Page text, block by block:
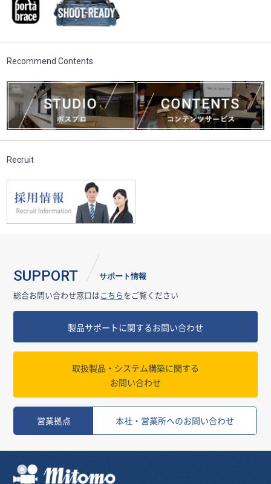
Recommend Contents
Recruit
SUPPORT サポート情報
総合お問い合わせ窓口はこちらをご覧ください
製品サポートに関するお問い合わせ
取扱製品・システム構築に関する
お問い合わせ
営業拠点 本社・営業所へのお問い合わせ